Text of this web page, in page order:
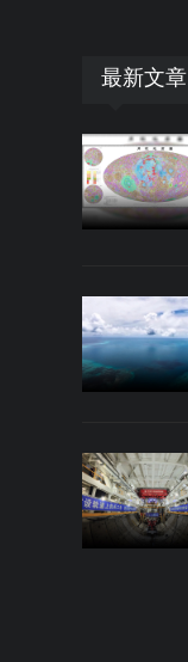
最新文章